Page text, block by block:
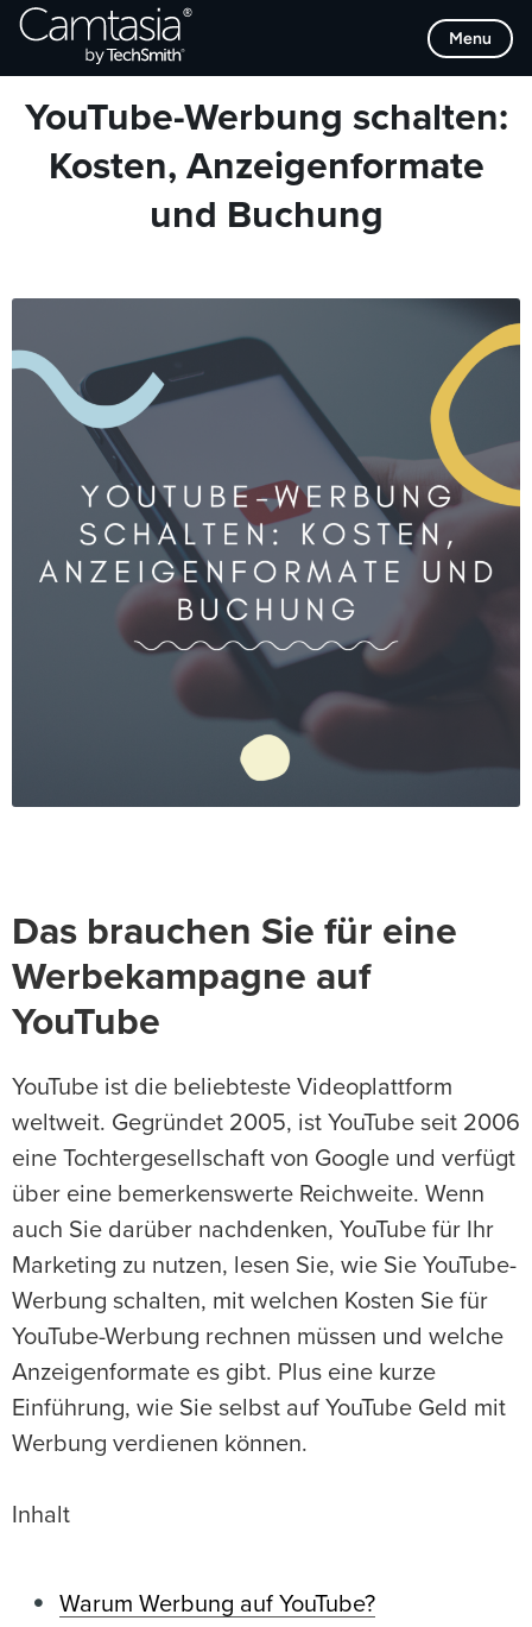
Direkt
zum
Menu
Browse Categories
YouTube-Werbung schalten:
Kosten, Anzeigenformate
und Buchung
Das brauchen Sie für eine
Werbekampagne auf
YouTube
YouTube ist die beliebteste Videoplattform
weltweit. Gegründet 2005, ist YouTube seit 2006
eine Tochtergesellschaft von Google und verfügt
über eine bemerkenswerte Reichweite. Wenn
auch Sie darüber nachdenken, YouTube für Ihr
Marketing zu nutzen, lesen Sie, wie Sie YouTube-
Werbung schalten, mit welchen Kosten Sie für
YouTube-Werbung rechnen müssen und welche
Anzeigenformate es gibt. Plus eine kurze
Einführung, wie Sie selbst auf YouTube Geld mit
Werbung verdienen können.
Inhalt
Warum Werbung auf YouTube?